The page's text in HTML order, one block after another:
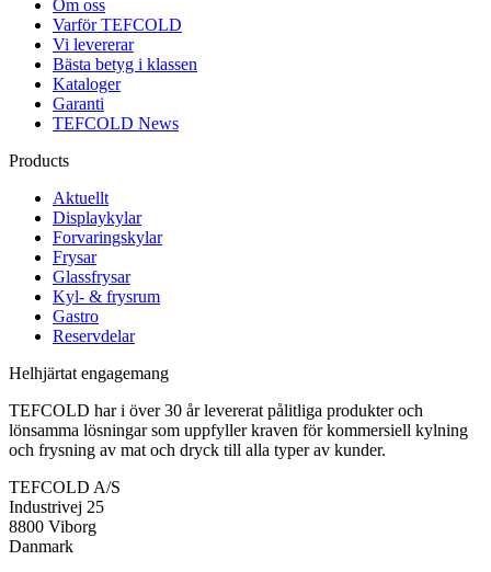
Om oss
Varför TEFCOLD
Vi levererar
Bästa betyg i klassen
Kataloger
Garanti
TEFCOLD News
Products
Aktuellt
Displaykylar
Forvaringskylar
Frysar
Glassfrysar
Kyl- & frysrum
Gastro
Reservdelar
Helhjärtat engagemang
TEFCOLD har i över 30 år levererat pålitliga produkter och
lönsamma lösningar som uppfyller kraven för kommersiell kylning
och frysning av mat och dryck till alla typer av kunder.
TEFCOLD A/S
Industrivej 25
8800 Viborg
Danmark